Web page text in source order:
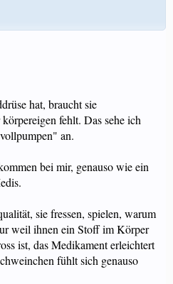
hat, braucht sie
fehlt. Das sehe ich
an.
bei mir, genauso wie ein
sie fressen, spielen, warum
weil ihnen ein Stoff im Körper
ist, das Medikament erleichtert
fühlt sich genauso